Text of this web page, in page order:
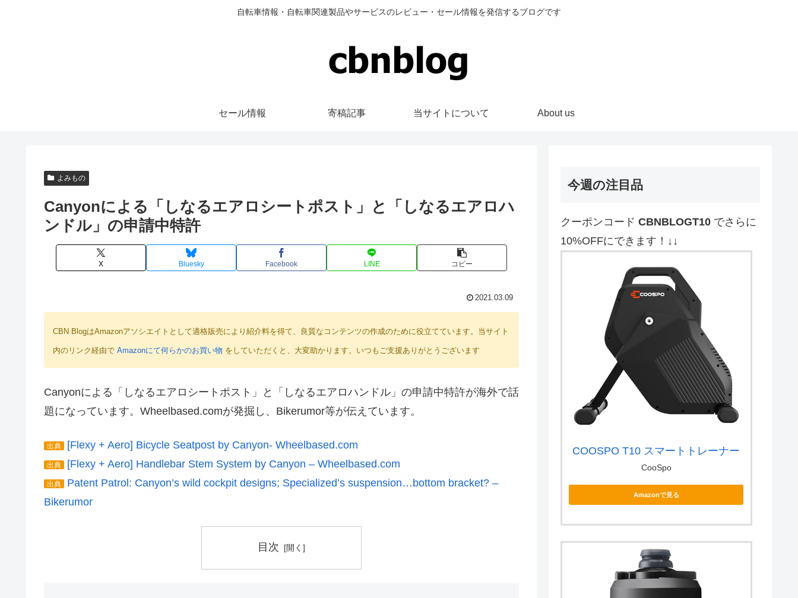
自転車情報・自転車関連製品やサービスのレビュー・セール情報を発信するブログです
セール情報 寄稿記事 当サイトについて About us
よみもの
Canyonによる「しなるエアロシートポスト」と「しなるエアロハ
ンドル」の申請中特許
X Bluesky Facebook LINE コピー
2021.03.09
CBN BlogはAmazonアソシエイトとして適格販売により紹介料を得て、良質なコンテンツの作成のために役立てています。当サイト
内のリンク経由で Amazonにて何らかのお買い物 をしていただくと、大変助かります。いつもご支援ありがとうございます
Canyonによる「しなるエアロシートポスト」と「しなるエアロハンドル」の申請中特許が海外で話
題になっています。Wheelbased.comが発掘し、Bikerumor等が伝えています。
出典 [Flexy + Aero] Bicycle Seatpost by Canyon- Wheelbased.com
出典 [Flexy + Aero] Handlebar Stem System by Canyon – Wheelbased.com
出典
Patent Patrol: Canyon’s wild cockpit designs; Specialized’s suspension…bottom bracket? –
Bikerumor
目次
今週の注目品
クーポンコード CBNBLOGT10 でさらに
10%OFFにできます！↓↓
COOSPO T10 スマートトレーナー
CooSpo
Amazonで見る